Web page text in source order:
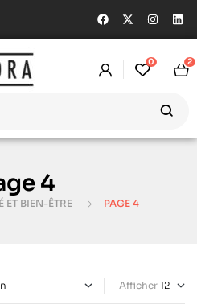
0 2
4
ET BIEN-ÊTRE PAGE 4
Afficher